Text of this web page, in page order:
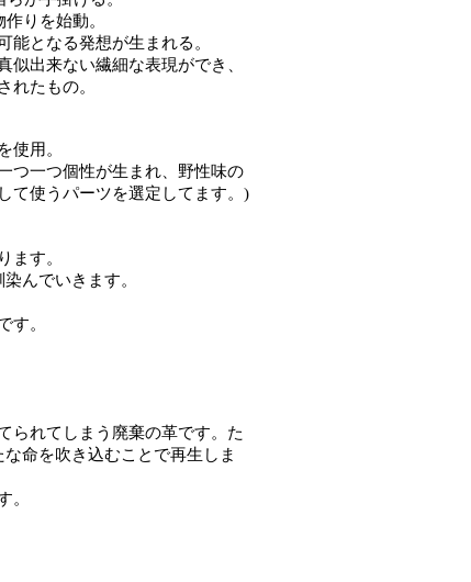
りを始動。
となる発想が生まれる。
出来ない繊細な表現ができ、
れたもの。
使用。
つ一つ個性が生まれ、野性味の
て使うパーツを選定してます。)
ます。
んでいきます。
す。
られてしまう廃棄の革です。た
命を吹き込むことで再生しま
。